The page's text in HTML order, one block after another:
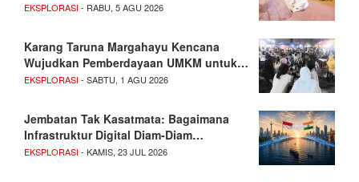
EKSPLORASI- RABU, 5 AGU 2026
Karang Taruna Margahayu Kencana
Wujudkan Pemberdayaan UMKM untuk…
EKSPLORASI- SABTU, 1 AGU 2026
Jembatan Tak Kasatmata: Bagaimana
Infrastruktur Digital Diam-Diam…
EKSPLORASI- KAMIS, 23 JUL 2026